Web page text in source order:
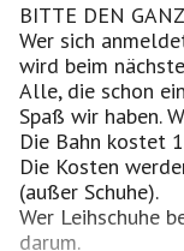
BITTE DEN
Wer sich
wird beim
Alle, die schon
Spaß wir haben.
Die Bahn kostet
Die Kosten
(außer Schuhe).
Wer Leihschuhe
darum.